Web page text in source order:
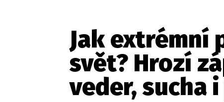
Jak extrémní
svět? Hrozí
veder, sucha